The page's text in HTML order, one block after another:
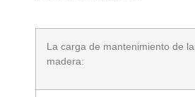
La carga de mantenimiento de
madera: